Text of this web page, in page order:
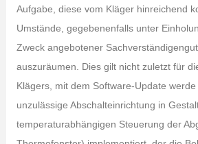
Aufgabe, diese vom Kläger hinreichend
Umstände, gegebenenfalls unter
Zweck angebotener
auszuräumen. Dies gilt nicht zuletzt für
Klägers, mit dem Software-Update
unzulässige Abschalteinrichtung in
temperaturabhängigen Steuerung der